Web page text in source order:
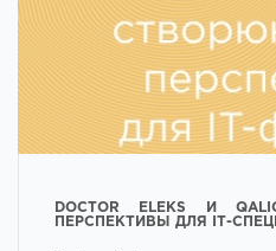
DOCTOR ELEKS И
ПЕРСПЕКТИВЫ ДЛЯ ІТ-